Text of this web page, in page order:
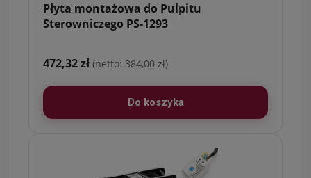
Płyta montażowa do Pulpitu
Sterowniczego PS-1293
472,32 zł (netto: 384,00 zł)
Do koszyka